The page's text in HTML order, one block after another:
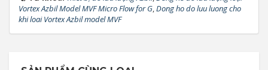
Vortex Azbil Model MVF Micro Flow for G,Dong ho do luu luong cho
khi loai Vortex Azbil model MVF